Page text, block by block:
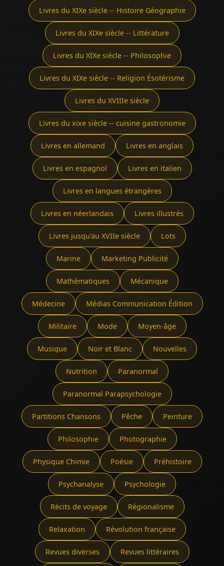
Livres du XIXe siècle -- Histoire Géographie
Livres du XIXe siècle -- Littérature
Livres du XIXe siècle -- Philosophie
Livres du XIXe siècle -- Religion Ésotérisme
Livres du XVIIIe siècle
Livres du xixe siècle -- cuisine gastronomie
Livres en allemand Livres en anglais
Livres en espagnol Livres en italien
Livres en langues étrangères
Livres en néerlandais Livres illustrés
Livres jusqu'au XVIIe siècle Lots
Marine Marketing Publicité
Mathématiques Mécanique
Médecine Médias Communication Édition
Militaire Mode Moyen-âge
Musique Noir et Blanc Nouvelles
Nutrition Paranormal
Paranormal Parapsychologie
Partitions Chansons Pêche Peinture
Philosophie Photographie
Physique Chimie Poésie Préhistoire
Psychanalyse Psychologie
Récits de voyage Régionalisme
Relaxation Révolution française
Revues diverses Revues littéraires